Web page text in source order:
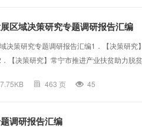
展区域决策研究专题调研报告汇编
决策研究专题调研报告汇编1．【决策研
．【决策研究】常宁市推进产业扶贫助力
阳市承接产业转移成果丰硕.............
463 页 45
题调研报告汇编